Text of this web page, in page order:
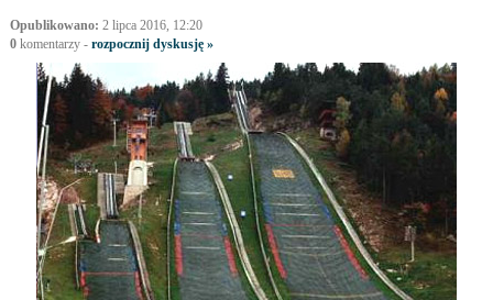
Opublikowano: 2 lipca 2016, 12:20
0komentarzy - rozpocznij dyskusję »